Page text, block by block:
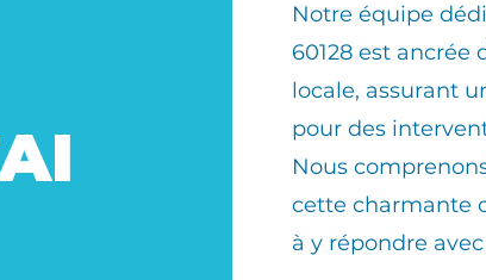
​Notre équipe
60128 est
locale, assurant
pour des
Nous
cette charmante
à y répondre